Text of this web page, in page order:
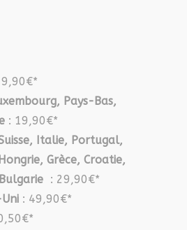
9,90€*
Pays-Bas,
: 19,90€*
Italie, Portugal,
Grèce, Croatie,
: 29,90€*
: 49,90€*